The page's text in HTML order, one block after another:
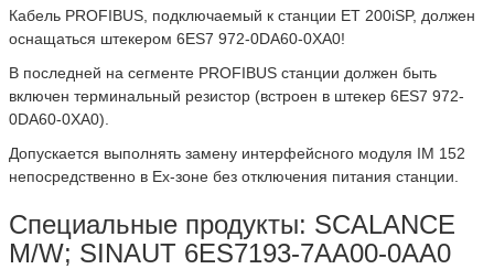
Кабель PROFIBUS, подключаемый к станции ET 200iSP, должен
оснащаться штекером 6ES7 972-0DA60-0XA0!
В последней на сегменте PROFIBUS станции должен быть
включен терминальный резистор (встроен в штекер 6ES7 972-
0DA60-0XA0).
Допускается выполнять замену интерфейсного модуля IM 152
непосредственно в Ex-зоне без отключения питания станции.
Специальные продукты: SCALANCE
M/W; SINAUT 6ES7193-7AA00-0AA0